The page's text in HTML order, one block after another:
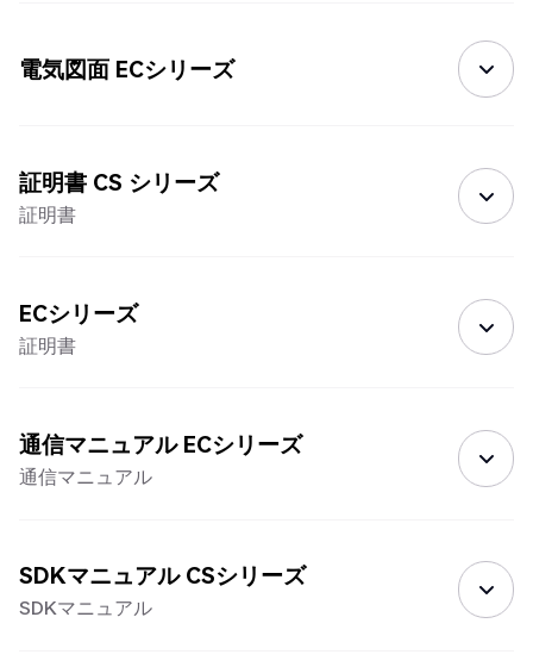
電気図面 ECシリーズ
証明書 CS シリーズ
証明書
ECシリーズ
証明書
通信マニュアル ECシリーズ
通信マニュアル
SDKマニュアル CSシリーズ
SDKマニュアル